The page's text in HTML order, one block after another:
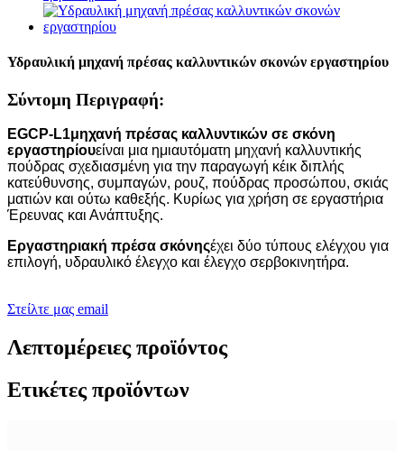
Υδραυλική μηχανή πρέσας καλλυντικών σκονών εργαστηρίου
Σύντομη Περιγραφή:
EGCP-L1μηχανή πρέσας καλλυντικών σε σκόνη
εργαστηρίουείναι μια ημιαυτόματη μηχανή καλλυντικής
πούδρας σχεδιασμένη για την παραγωγή κέικ διπλής
κατεύθυνσης, συμπαγών, ρουζ, πούδρας προσώπου, σκιάς
ματιών και ούτω καθεξής. Κυρίως για χρήση σε εργαστήρια
Έρευνας και Ανάπτυξης.
Εργαστηριακή πρέσα σκόνηςέχει δύο τύπους ελέγχου για
επιλογή, υδραυλικό έλεγχο και έλεγχο σερβοκινητήρα.
Στείλτε μας email
Λεπτομέρειες προϊόντος
Ετικέτες προϊόντων